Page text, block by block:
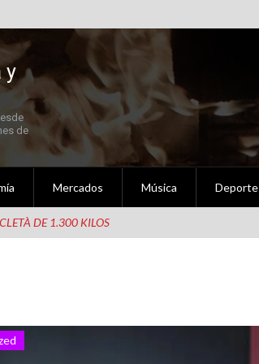
2021 en Septiembre
y
de
Mercados Música Deporte
DE 1.300 KILOS